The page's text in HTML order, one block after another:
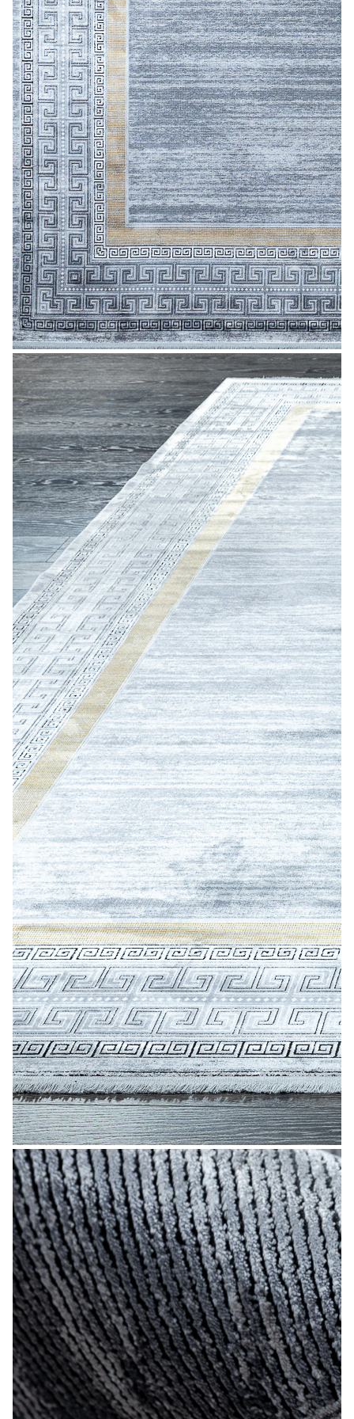
сна
Кровати
Матрасы
Товары для сна
Кухонные
гарнитуры
Лепнина
Напольные
покрытия
Обои
Плитка
Спецобувь
Спецодежда
Средства
индивидуальной
защиты